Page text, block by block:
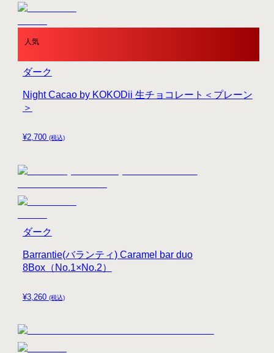
人気
¥2,700 (税込)
Night Cacao by KOKODii 生チョコレート＜プレーン
＞
ダーク
¥3,260 (税込)
Barrantie(バランティ) Caramel bar duo
8Box（No.1×No.2）
ダーク